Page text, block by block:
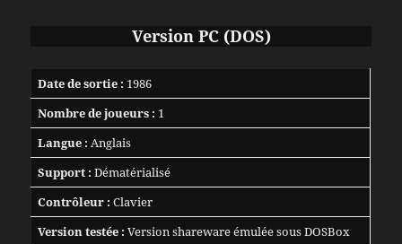
Version PC (DOS)
Date de sortie : 1986
Nombre de joueurs : 1
Langue : Anglais
Support : Dématérialisé
Contrôleur : Clavier
Version testée : Version shareware émulée sous DOSBox